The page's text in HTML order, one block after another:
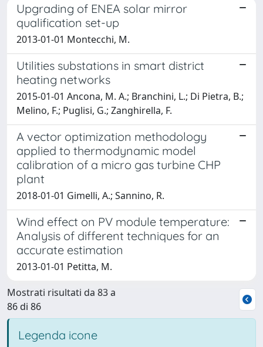
Upgrading of ENEA solar mirror
qualification set-up
2013-01-01 Montecchi, M.
Utilities substations in smart district
heating networks
2015-01-01 Ancona, M. A.; Branchini, L.; Di Pietra, B.;
Melino, F.; Puglisi, G.; Zanghirella, F.
A vector optimization methodology
applied to thermodynamic model
calibration of a micro gas turbine CHP
plant
2018-01-01 Gimelli, A.; Sannino, R.
Wind effect on PV module temperature:
Analysis of different techniques for an
accurate estimation
2013-01-01 Petitta, M.
Mostrati risultati da 83 a
86 di 86
Legenda icone